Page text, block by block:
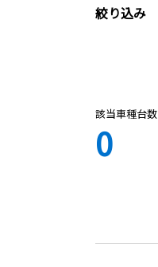
絞り込み
該当車種台数
0